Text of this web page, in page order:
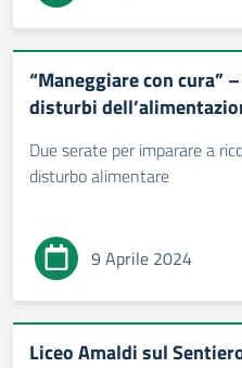
“Maneggiare con cura”
disturbi
Due serate per imparare a
disturbo alimentare
9 Aprile 2024
Liceo Amaldi sul